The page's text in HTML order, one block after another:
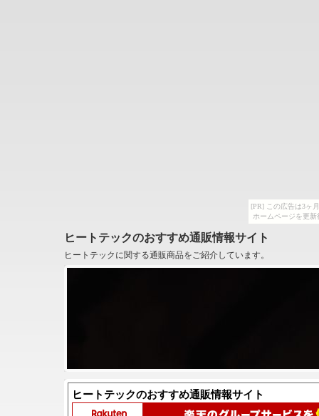
[PR] この広告は3ヶ
ホームページを更
ヒートテックのおすすめ通販情報サイト
ヒートテックに関する通販商品をご紹介しています。
ヒートテックのおすすめ通販情報サイト